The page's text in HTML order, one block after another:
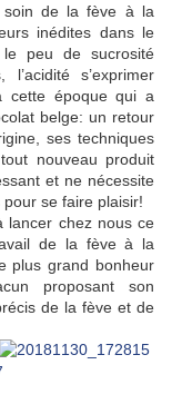
soin de la fève à la
inédites dans le
le peu de sucrosité
s’exprimer
cette époque qui a
belge: un retour
ses techniques
nouveau produit
et ne nécessite
se faire plaisir!
lancer chez nous ce
de la fève à la
plus grand bonheur
proposant son
de la fève et de